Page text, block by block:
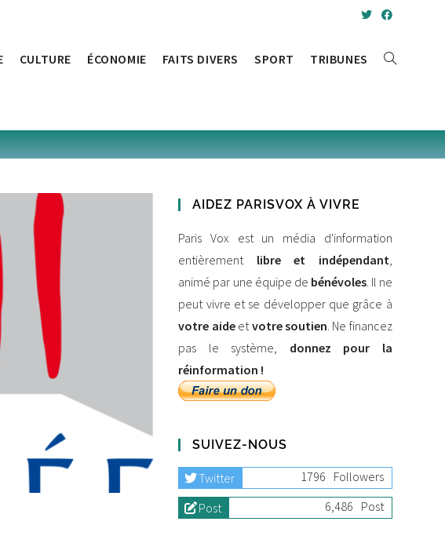
CULTURE ÉCONOMIE FAITS DIVERS SPORT TRIBUNES TOGGLE
AIDEZ PARISVOX À VIVRE
Paris Vox est un média d'information
entièrement libre et indépendant,
animé par une équipe de bénévoles. Il ne
peut vivre et se développer que grâce à
votre aideetvotre soutien. Ne financez
pas le système, donnez pour la
réinformation !
SUIVEZ-NOUS
Twitter 1796 Followers
Post
6,486 Post